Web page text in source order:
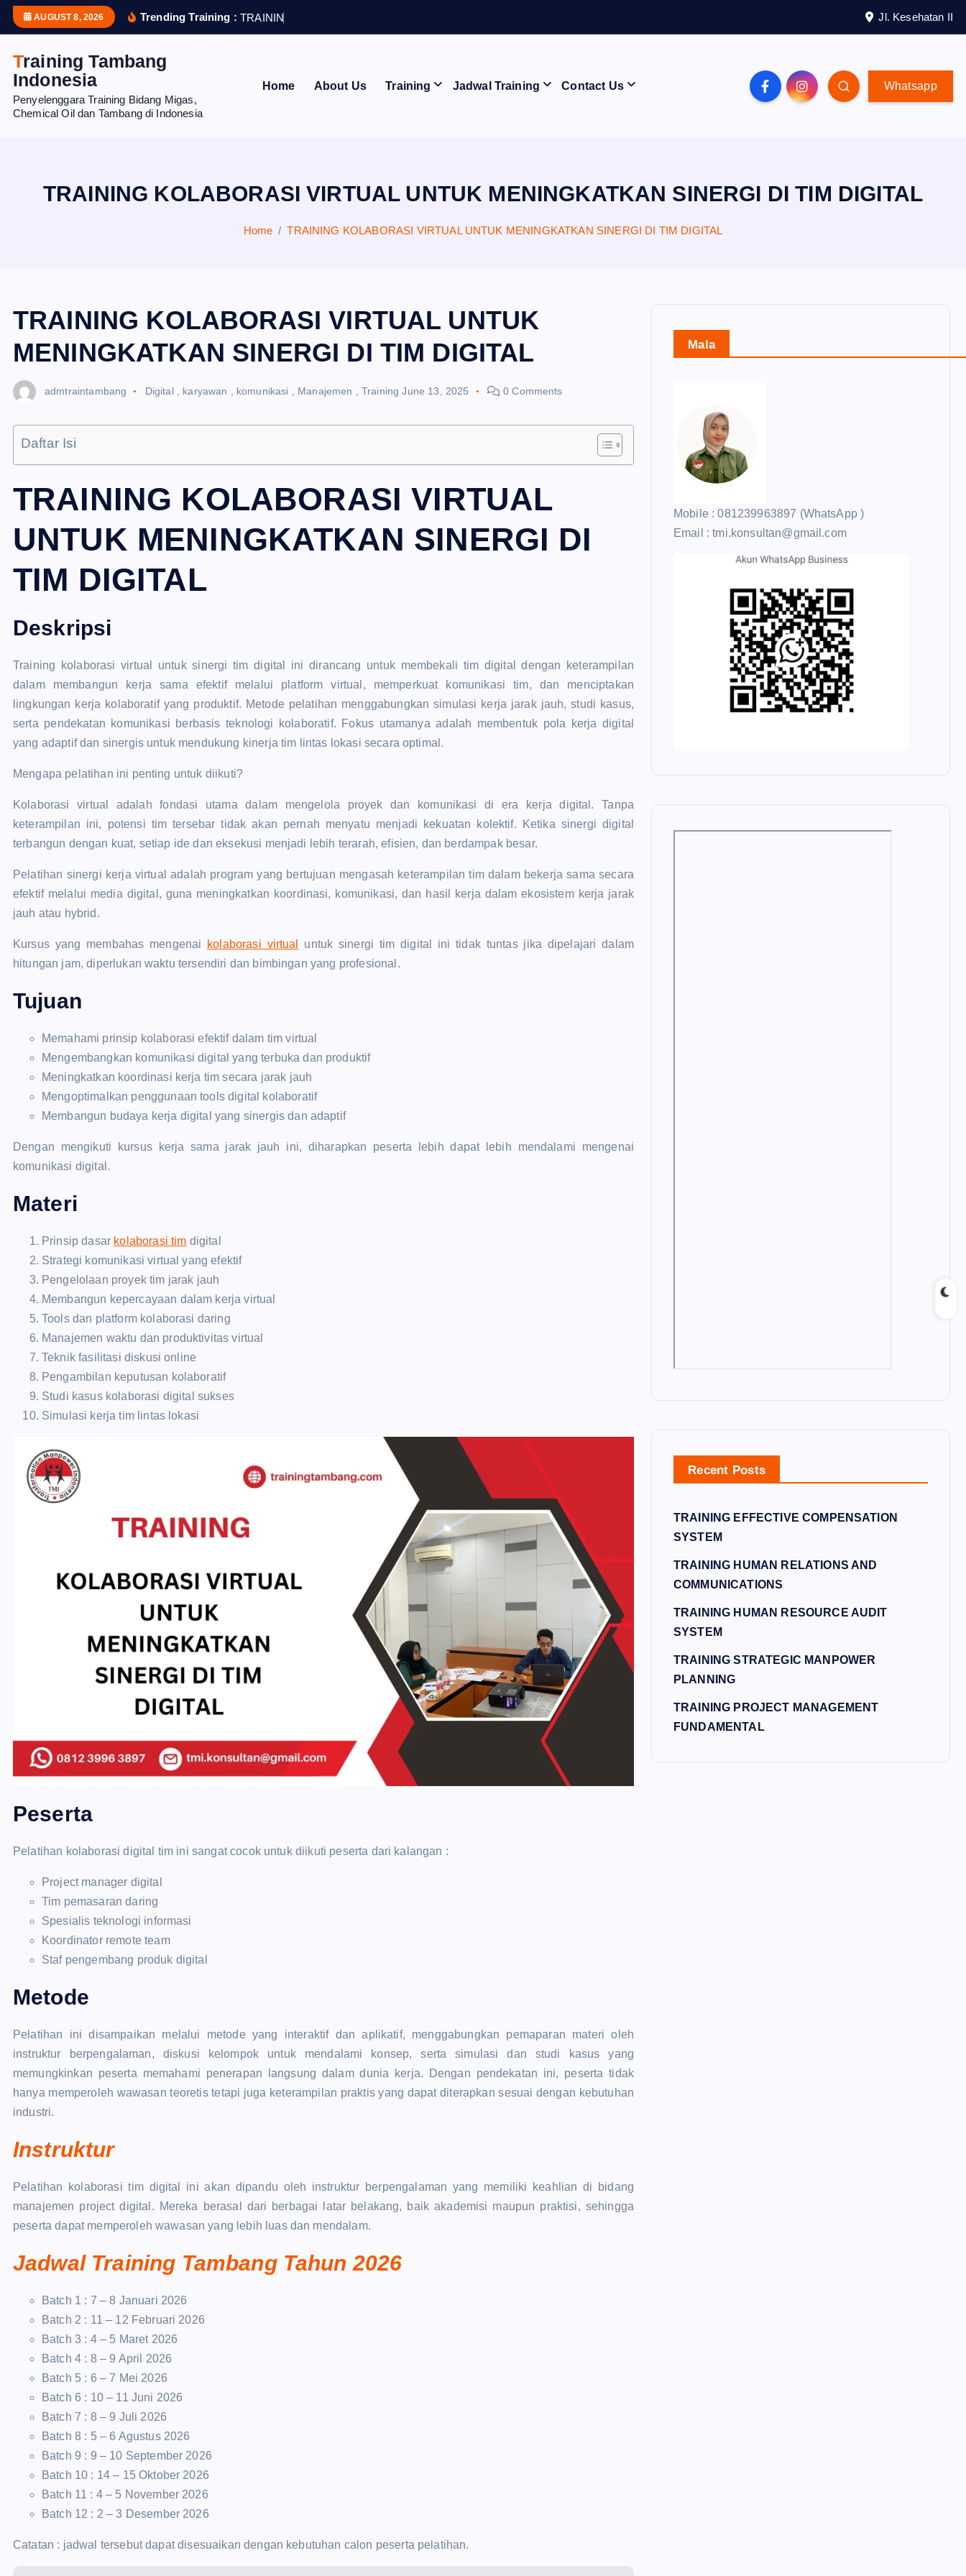
AUGUST 8, 2026 Trending Training : TRAININ Jl. Kesehatan II
Training Tambang
Indonesia
Penyelenggara Training Bidang Migas,
Chemical Oil dan Tambang di Indonesia
Home About Us Training Jadwal Training Contact Us Whatsapp
TRAINING KOLABORASI VIRTUAL UNTUK MENINGKATKAN SINERGI DI TIM DIGITAL
Home TRAINING KOLABORASI VIRTUAL UNTUK MENINGKATKAN SINERGI DI TIM DIGITAL
TRAINING KOLABORASI VIRTUAL UNTUK
MENINGKATKAN SINERGI DI TIM DIGITAL
admtraintambang Digital, karyawan komunikasi Manajemen Training June 13, 2025 0 Comments
Daftar Isi
TRAINING KOLABORASI VIRTUAL
UNTUK MENINGKATKAN SINERGI DI
TIM DIGITAL
Deskripsi
Training kolaborasi virtual untuk sinergi tim digital ini dirancang untuk membekali tim digital dengan keterampilan
dalam membangun kerja sama efektif melalui platform virtual, memperkuat komunikasi tim, dan menciptakan
lingkungan kerja kolaboratif yang produktif. Metode pelatihan menggabungkan simulasi kerja jarak jauh, studi kasus,
serta pendekatan komunikasi berbasis teknologi kolaboratif. Fokus utamanya adalah membentuk pola kerja digital
yang adaptif dan sinergis untuk mendukung kinerja tim lintas lokasi secara optimal.
Mengapa pelatihan ini penting untuk diikuti?
Kolaborasi virtual adalah fondasi utama dalam mengelola proyek dan komunikasi di era kerja digital. Tanpa
keterampilan ini, potensi tim tersebar tidak akan pernah menyatu menjadi kekuatan kolektif. Ketika sinergi digital
terbangun dengan kuat, setiap ide dan eksekusi menjadi lebih terarah, efisien, dan berdampak besar.
Pelatihan sinergi kerja virtual adalah program yang bertujuan mengasah keterampilan tim dalam bekerja sama secara
efektif melalui media digital, guna meningkatkan koordinasi, komunikasi, dan hasil kerja dalam ekosistem kerja jarak
jauh atau hybrid.
Kursus yang membahas mengenai kolaborasi virtual
untuk sinergi tim digital ini tidak tuntas jika dipelajari dalam
hitungan jam, diperlukan waktu tersendiri dan bimbingan yang profesional.
Tujuan
Memahami prinsip kolaborasi efektif dalam tim virtual
Mengembangkan komunikasi digital yang terbuka dan produktif
Meningkatkan koordinasi kerja tim secara jarak jauh
Mengoptimalkan penggunaan tools digital kolaboratif
Membangun budaya kerja digital yang sinergis dan adaptif
Dengan mengikuti kursus kerja sama jarak jauh ini, diharapkan peserta lebih dapat lebih mendalami mengenai
komunikasi digital.
Materi
Prinsip dasar kolaborasi tim digital
Strategi komunikasi virtual yang efektif
Pengelolaan proyek tim jarak jauh
Membangun kepercayaan dalam kerja virtual
Tools dan platform kolaborasi daring
Manajemen waktu dan produktivitas virtual
Teknik fasilitasi diskusi online
Pengambilan keputusan kolaboratif
Studi kasus kolaborasi digital sukses
Simulasi kerja tim lintas lokasi
Peserta
Pelatihan kolaborasi digital tim ini sangat cocok untuk diikuti peserta dari kalangan :
Project manager digital
Tim pemasaran daring
Spesialis teknologi informasi
Koordinator remote team
Staf pengembang produk digital
Metode
Pelatihan ini disampaikan melalui metode yang interaktif dan aplikatif, menggabungkan pemaparan materi oleh
instruktur berpengalaman, diskusi kelompok untuk mendalami konsep, serta simulasi dan studi kasus yang
memungkinkan peserta memahami penerapan langsung dalam dunia kerja. Dengan pendekatan ini, peserta tidak
hanya memperoleh wawasan teoretis tetapi juga keterampilan praktis yang dapat diterapkan sesuai dengan kebutuhan
industri.
Instruktur
Pelatihan kolaborasi tim digital ini akan dipandu oleh instruktur berpengalaman yang memiliki keahlian di bidang
manajemen project digital. Mereka berasal dari berbagai latar belakang, baik akademisi maupun praktisi, sehingga
peserta dapat memperoleh wawasan yang lebih luas dan mendalam.
Jadwal Training Tambang Tahun 2026
Batch 1 : 7 – 8 Januari 2026
Batch 2 : 11 – 12 Februari 2026
Batch 3 : 4 – 5 Maret 2026
Batch 4 : 8 – 9 April 2026
Batch 5 : 6 – 7 Mei 2026
Batch 6 : 10 – 11 Juni 2026
Batch 7 : 8 – 9 Juli 2026
Batch 8 : 5 – 6 Agustus 2026
Batch 9 : 9 – 10 September 2026
Batch 10 : 14 – 15 Oktober 2026
Batch 11 : 4 – 5 November 2026
Batch 12 : 2 – 3 Desember 2026
Catatan : jadwal tersebut dapat disesuaikan dengan kebutuhan calon peserta pelatihan.
Mala
Mobile : 081239963897 (WhatsApp )
Email : tmi.konsultan@gmail.com
Recent Posts
TRAINING EFFECTIVE COMPENSATION
SYSTEM
TRAINING HUMAN RELATIONS AND
COMMUNICATIONS
TRAINING HUMAN RESOURCE AUDIT
SYSTEM
TRAINING STRATEGIC MANPOWER
PLANNING
TRAINING PROJECT MANAGEMENT
FUNDAMENTAL